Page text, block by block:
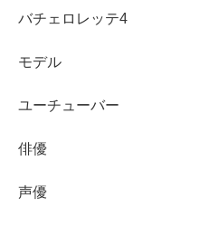
藍の企画の中で、僕も
September 4, 2023
バチェロレッテ4
モデル
ユーチューバー
俳優
声優